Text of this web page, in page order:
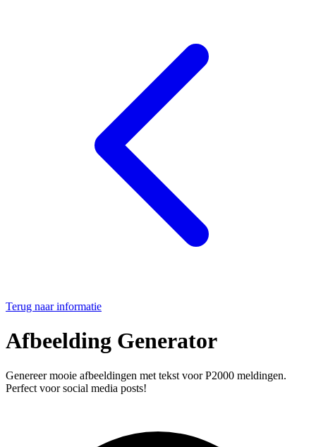
Terug naar informatie
Afbeelding Generator
Genereer mooie afbeeldingen met tekst voor P2000 meldingen.
Perfect voor social media posts!